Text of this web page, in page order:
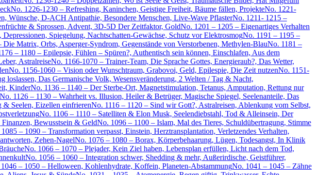
No. 1226-1230 – Refreshing, Kaninchen, Geistige Freiheit, Bäume fällen, ProjekteNo. 1221-
Wünsche, D-ACH Antipathie, Besondere Menschen, Live-Wave PflasterNo. 1211- 1215 –
& Sprossen, Advent, 3D-5D Der Zeitfaktor, GoldNo. 1201 – 1205 – Eigenartiges Verhalten
Spiegelung, Nachtschatten-Gewächse, Schutz vor ElektrosmogNo. 1191 – 1195 –
Die Matrix, Orbs, Asperger-Syndrom, Gegenstände von Verstorbenen, Methylen-BlauNo. 1181 –
– 1180 – Epilepsie, Fühlen – Spüren?, Authentisch sein können, Einschlafen, Aus dem
AstralreiseNo. 1166-1070 – Trainer-Team, Die Sprache Gottes, Energieraub?, Das Wetter,
No. 1156-1060 – Vision oder Wunschtraum, Grabovoi, Geld, Epilespie, Die Zeit nutzenNo. 1151-
loslassen, Das Germanische Volk, Wesensveränderung, 2 Welten / Tag & Nacht,
KinderNo. 1136 – 1140 – Der Sterbe-Ort, Magnetstimulation, Tetanus, Amputation, Rettung nur
No. 1126 – 1130 – Wahrheit vs. Illusion, Heiler & Betrüger, Magische Spiegel, Seelenanteile, Das
Seelen, Eizellen einfrierenNo. 1116 – 1120 – Sind wir Gott?, Astralreisen, Ablenkung vom Selbst,
No. 1106 – 1110 – Satelliten & Elon Musk, Seelendiebstahl, Tod & Alleinsein, Der
Bewusstsein & GeldNo. 1096 – 1100 – Islam, Mal des Tieres, Schuldübertragung, Stimme
– 1090 – Transformation verpasst, Einstein, Herztransplantation, Verletzendes Verhalten,
Zehen-NagelNo. 1076 – 1080 – Borax, Körperbehaarung, Lügen, Todesangst, In Klinik
No. 1066 – 1070 – Plejader, Kein Ziel haben, Lebensplan erfüllen, Licht nach dem Tod,
No. 1056 – 1060 – Integration schwer, Shedding & mehr, Außerirdische, Geistführer,
– 1050 – Helloween, Kohlenhydrate, Koffein, Planeten-AbstammungNo. 1041 – 1045 – Zähne